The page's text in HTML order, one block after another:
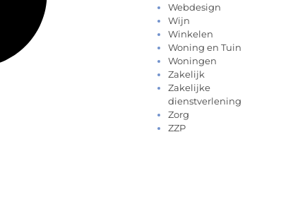
Webdesign
Wijn
Winkelen
Woning en Tuin
Woningen
Zakelijk
Zakelijke
dienstverlening
Zorg
ZZP